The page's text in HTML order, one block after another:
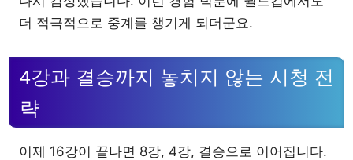
더 적극적으로 중계를 챙기게 되더군요.
4강과 결승까지 놓치지 않는 시청 전
략
이제 16강이 끝나면 8강, 4강, 결승으로 이어집니다.